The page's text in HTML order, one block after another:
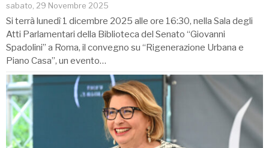
sabato, 29 Novembre 2025
Si terrà lunedì 1 dicembre 2025 alle ore 16:30, nella Sala degli
Atti Parlamentari della Biblioteca del Senato “Giovanni
Spadolini” a Roma, il convegno su “Rigenerazione Urbana e
Piano Casa”, un evento…